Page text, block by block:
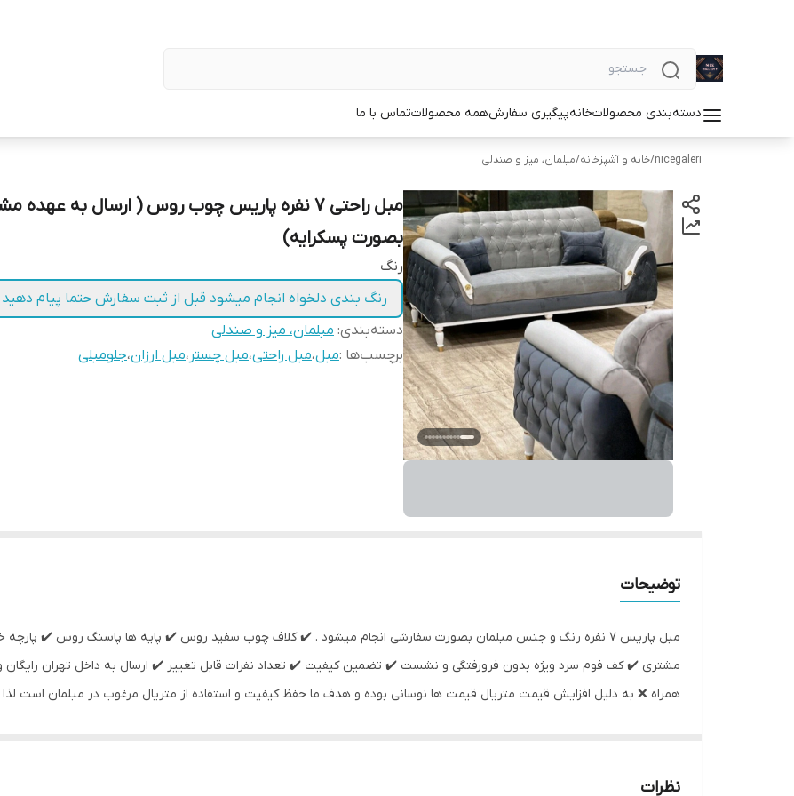
دسته‌بندی محصولاتخانهپیگیری سفارشهمه محصولاتتماس با ما
nicegaleri
/خانه و آشپزخانه/مبلمان، میز و صندلی
مبل راحتی ۷ نفره پاریس چوب روس ( ارسال به عهده
بصورت پسکرایه)
رنگ
رنگ بندی دلخواه انجام میشود قبل از ثبت سفارش حتما پیام دهید
دسته‌بندی: مبلمان، میز و صندلی
برچسب‌ها :مبل،مبل راحتی،مبل چستر ،مبل ارزان،جلومبلی
توضیحات
مبل پاریس ۷ نفره رنگ و جنس مبلمان بصورت سفارشی انجام میشود . ✔️ کلاف چوب سفید روس ✔️ پایه ها پاسنگ روس ✔️
همراه ❌️ به دلیل افزایش قیمت متریال قیمت ها نوسانی بوده و هدف ما حفظ کیفیت و استفاده از متریال مرغوب در مبلمان است لذا
نظرات